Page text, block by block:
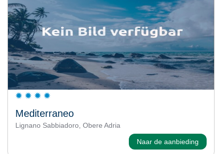
Mediterraneo
Lignano Sabbiadoro, Obere Adria
Naar de aanbieding